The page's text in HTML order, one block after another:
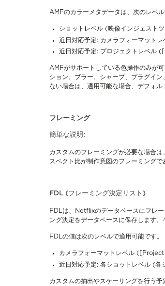
AMFのカラーメタデータは、次のレベル
ショットレベル (映像インジェスト
近日対応予定: カメラフォーマッ
近日対応予定: プロジェクトレベ
AMFがサポートしている色操作のみが
ション、ブラー、シャープ、プラグイ
ない場合は、適用可能な場合、デフォ
フレーミング
簡単な説明:
カスタムのフレーミングが必要な場合は
スペクト比が制作意図のフレーミングで
FDL (フレーミング決定リスト)
FDLは、Netflixのデータベースにフレ
ング決定をデータベースに保存します
FDLの値は次のレベルで適用可能です。
カメラフォーマットレベル
近日対応予定: 各ショットレベル (各
カスタムの抽出やスケーリングを行う